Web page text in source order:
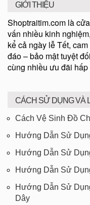
GIỚI THIỆU
Shoptraitim.com là
vấn nhiều kinh
kể cả ngày lễ Tết,
đáo – bảo mật tuyệt
cùng nhiều ưu đãi hấp
CÁCH SỬ DỤNG VÀ
Cách Vệ Sinh Đồ
Hướng Dẫn Sử
Hướng Dẫn Sử
Hướng Dẫn Sử
Hướng Dẫn Sử
Dây